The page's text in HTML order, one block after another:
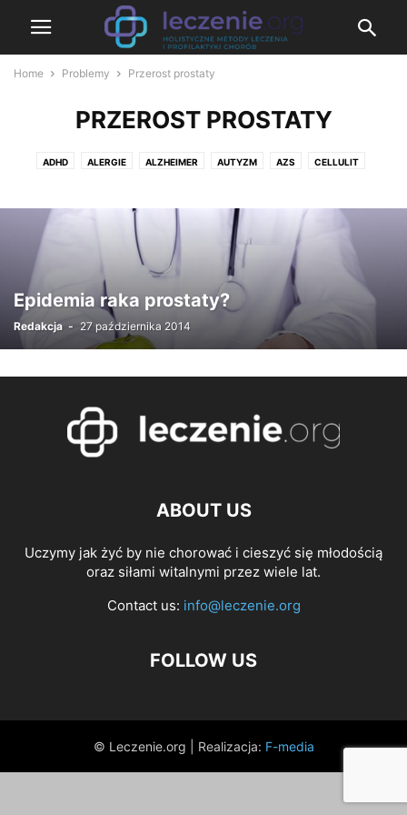
Home Problemy Przerost prostaty
PRZEROST PROSTATY
ADHD ALERGIE ALZHEIMER AUTYZM AZS CELLULIT
CUKRZYCA DEPRESJA ENDOMETRIOZA HASHIMOTO
ŁUSZCZYCA MIAŻDŻYCA NADCIŚNIENIE
OTYŁOŚĆ PARKINSON POLICYSTYCZNE JAJNIKI
PRZEROST PROSTATY REUMATOIDALNE ZAPALENIE STAWÓW
TARCZYCA
Epidemia raka prostaty?
Redakcja - 27 października 2014
ABOUT US
Uczymy jak żyć by nie chorować i cieszyć się młodością
oraz siłami witalnymi przez wiele lat.
Contact us: info@leczenie.org
FOLLOW US
© Leczenie.org | Realizacja: F-media